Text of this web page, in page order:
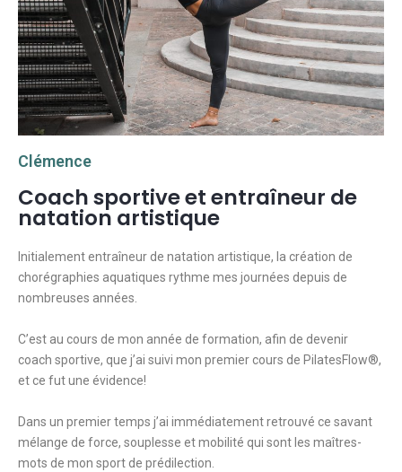
Clémence
Coach sportive et entraîneur de
natation artistique
Initialement entraîneur de natation artistique, la création de
chorégraphies aquatiques rythme mes journées depuis de
nombreuses années.
C’est au cours de mon année de formation, afin de devenir
coach sportive, que j’ai suivi mon premier cours de PilatesFlow®️,
et ce fut une évidence!
Dans un premier temps j’ai immédiatement retrouvé ce savant
mélange de force, souplesse et mobilité qui sont les maîtres-
mots de mon sport de prédilection.